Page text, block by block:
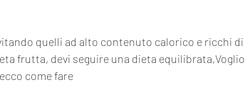
quelli ad alto contenuto calorico e ricchi di
frutta, devi seguire una dieta equilibrata,Voglio
come fare